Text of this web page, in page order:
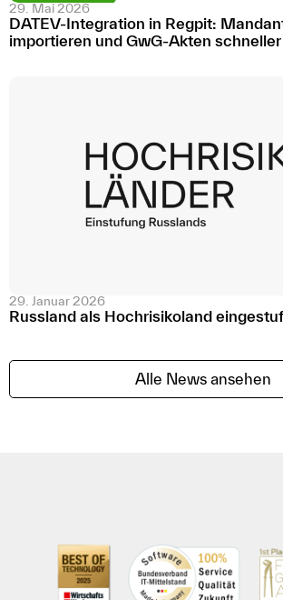
29. Mai 2026
DATEV-Integration in Regpit:
importieren und GwG-Akten
29. Januar 2026
Russland als Hochrisikoland
Alle News ansehen